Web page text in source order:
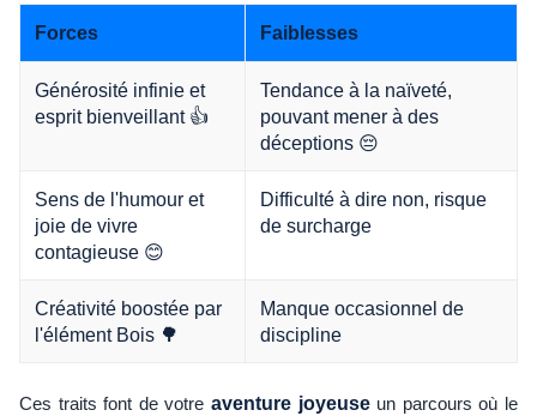
Forces Faiblesses
Générosité infinie et
esprit bienveillant 👍
Tendance à la naïveté,
pouvant mener à des
déceptions 😔
Sens de l'humour et
joie de vivre
contagieuse 😊
Difficulté à dire non, risque
de surcharge
Créativité boostée par
l'élément Bois 🌳
Manque occasionnel de
discipline
Ces traits font de votre aventure joyeuseun parcours où le